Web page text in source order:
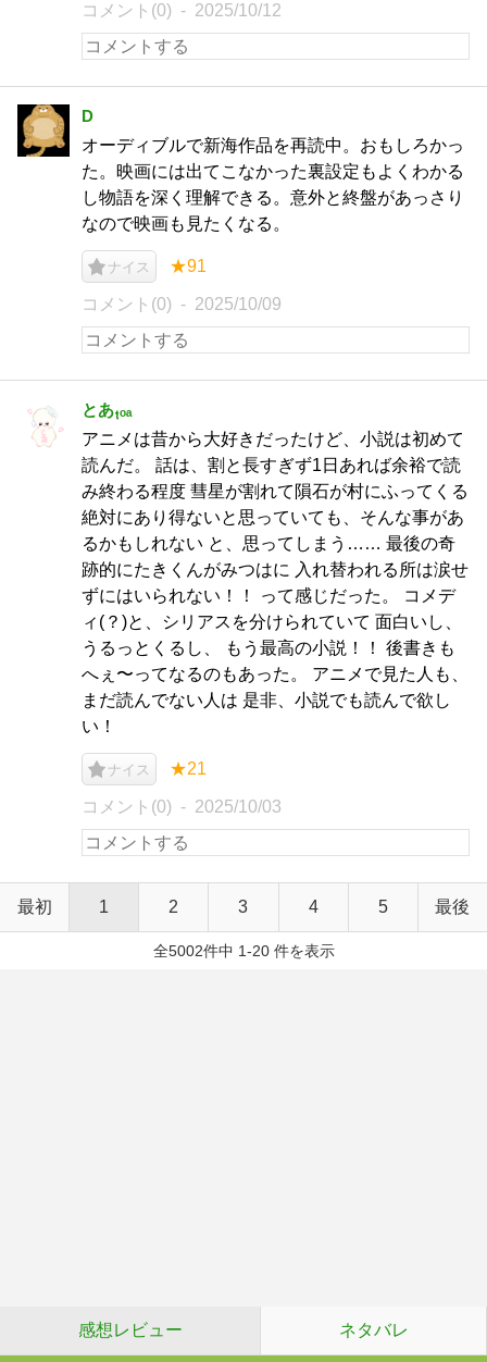
コメント(0) 2025/10/12
D
オーディブルで新海作品を再読中。おもしろかっ
た。映画には出てこなかった裏設定もよくわかる
し物語を深く理解できる。意外と終盤があっさり
なので映画も見たくなる。
ナイス ★91
コメント(0) 2025/10/09
とあₜₒₐ
アニメは昔から大好きだったけど、小説は初めて
読んだ。 話は、割と長すぎず1日あれば余裕で読
み終わる程度 彗星が割れて隕石が村にふってくる
絶対にあり得ないと思っていても、そんな事があ
るかもしれない と、思ってしまう…… 最後の奇
跡的にたきくんがみつはに 入れ替われる所は涙せ
ずにはいられない！！ って感じだった。 コメデ
ィ(？)と、シリアスを分けられていて 面白いし、
うるっとくるし、 もう最高の小説！！ 後書きも
へぇ〜ってなるのもあった。 アニメで見た人も、
まだ読んでない人は 是非、小説でも読んで欲し
い！
ナイス ★21
コメント(0) 2025/10/03
最初 1 2 3 4 5 最後
全5002件中 1-20 件を表示
感想レビュー ネタバレ